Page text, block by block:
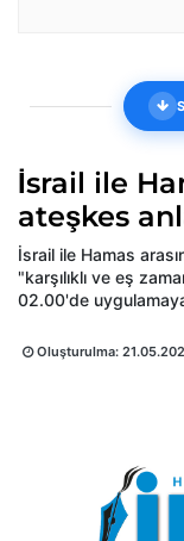
İsrail ile
ateşkes
İsrail ile Hamas
"karşılıklı ve eş
02.00'de
Oluşturulma: